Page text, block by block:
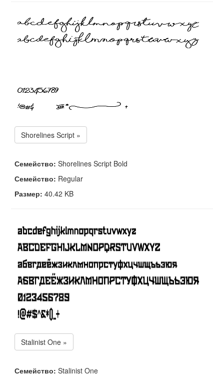
Shorelines Script »
Семейство: Shorelines Script Bold
Семейство: Regular
Размер: 40.42 KB
Stalinist One »
Семейство: Stalinist One